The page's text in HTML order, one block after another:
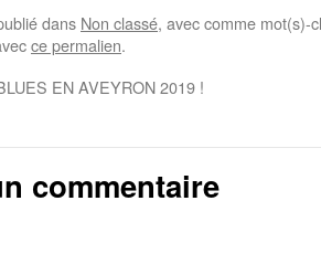
dans Non classé, avec comme mot(s)-
ce permalien.
EN AVEYRON 2019 !
commentaire